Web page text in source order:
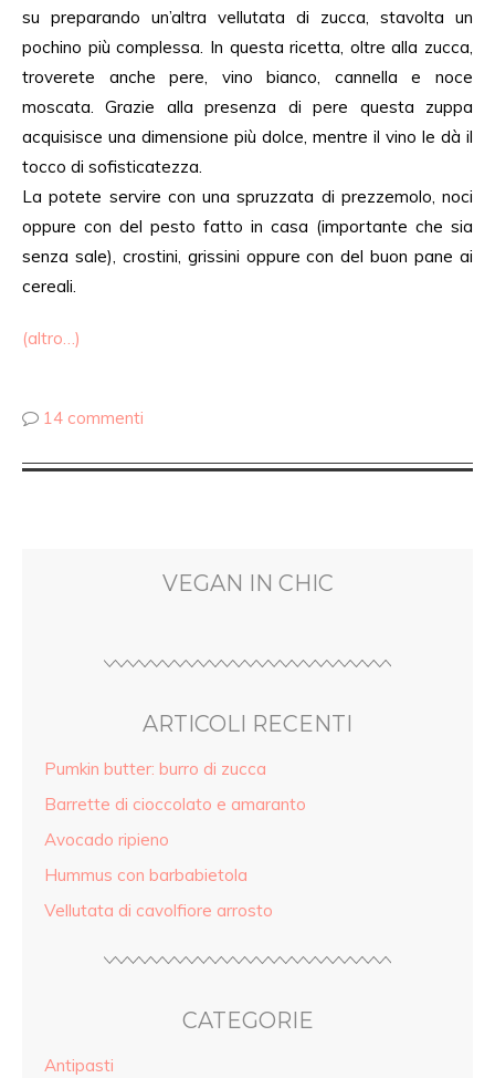
su preparando un’altra vellutata di zucca, stavolta un
pochino più complessa. In questa ricetta, oltre alla zucca,
troverete anche pere, vino bianco, cannella e noce
moscata. Grazie alla presenza di pere questa zuppa
acquisisce una dimensione più dolce, mentre il vino le dà il
tocco di sofisticatezza.
La potete servire con una spruzzata di prezzemolo, noci
oppure con del pesto fatto in casa (importante che sia
senza sale), crostini, grissini oppure con del buon pane ai
cereali.
(altro…)
14 commenti
VEGAN IN CHIC
ARTICOLI RECENTI
Pumkin butter: burro di zucca
Barrette di cioccolato e amaranto
Avocado ripieno
Hummus con barbabietola
Vellutata di cavolfiore arrosto
CATEGORIE
Antipasti